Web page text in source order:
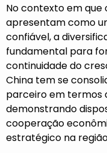
No contexto em que
apresentam como
confiável, a
fundamental para
continuidade do
China tem se
parceiro em termos
demonstrando
cooperação
estratégico na